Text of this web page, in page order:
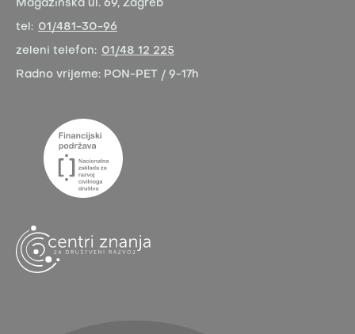
Magazinska ul. 69, Zagreb
tel: 01/481-30-96
zeleni telefon: 01/48 12 225
Radno vrijeme: PON-PET / 9-17h